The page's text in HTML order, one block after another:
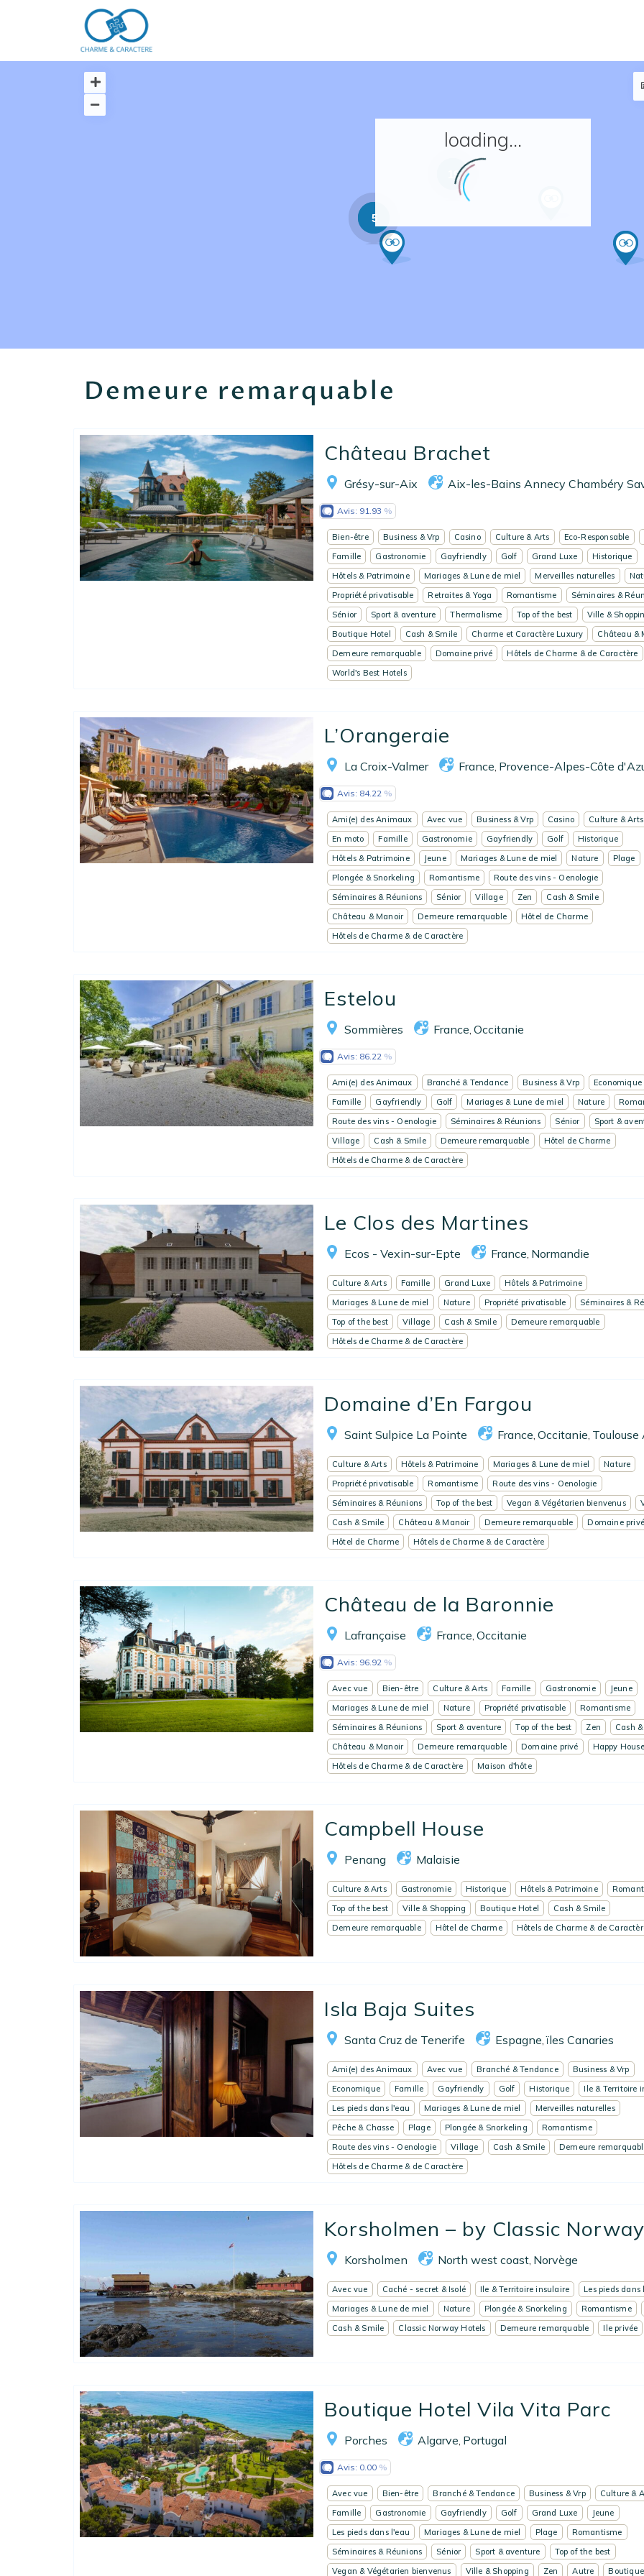
Réserver un séjour
Nos adresses en France
Nos adresses dans le monde
Nos collections
Notre programme de fidélité
Ecrivez-nous
EN
19
5
loading...
Demeure remarquable
Château Brachet
Grésy-sur-Aix Aix-les-Bains Annecy Chambéry
Avis: 91.93
Bien-être Business & Vrp Casino Culture & Arts Eco-Responsable
Famille
Gastronomie Gayfriendly Golf Grand Luxe
Historique
Hôtels & Patrimoine
Mariages & Lune de miel Merveilles naturelles
Propriété privatisable
Retraites & Yoga Romantisme
Séminaires &
Sénior
Sport & aventure Thermalisme Top of the best
Ville &
Boutique Hotel
Cash & Smile Charme et Caractère Luxury
Château &
Demeure remarquable
Domaine privé
Hôtels de Charme & de Caractère
World's Best Hotels
L’Orangeraie
La Croix-Valmer France Provence-Alpes-Côte
Avis: 84.22
Ami(e) des Animaux Avec vue Business & Vrp Casino
Culture & Arts
En moto
Famille Gastronomie Gayfriendly Golf
Historique
Hôtels & Patrimoine
Jeune Mariages & Lune de miel Nature
Plage
Plongée & Snorkeling
Romantisme
Route des vins - Oenologie
Séminaires & Réunions
Sénior Village Zen
Cash & Smile
Château & Manoir
Demeure remarquable
Hôtel de Charme
Hôtels de Charme & de Caractère
Estelou
Sommières France Occitanie
Avis: 86.22
Ami(e) des Animaux Branché & Tendance Business & Vrp
Economique
Famille
Gayfriendly Golf Mariages & Lune de miel Nature
Route des vins - Oenologie
Séminaires & Réunions Sénior
Sport &
Village
Cash & Smile Demeure remarquable
Hôtel de Charme
Hôtels de Charme & de Caractère
Le Clos des Martines
Ecos - Vexin-sur-Epte France Normandie
Culture & Arts Famille Grand Luxe
Hôtels & Patrimoine
Mariages & Lune de miel
Nature Propriété privatisable
Séminaires &
Top of the best
Village Cash & Smile
Demeure remarquable
Hôtels de Charme & de Caractère
Domaine d’En Fargou
Saint Sulpice La Pointe France Occitanie Toulouse
Culture & Arts Hôtels & Patrimoine Mariages & Lune de miel
Nature
Propriété privatisable
Romantisme
Route des vins - Oenologie
Séminaires & Réunions
Top of the best Vegan & Végétarien bienvenus
Cash & Smile
Château & Manoir Demeure remarquable
Domaine
Hôtel de Charme
Hôtels de Charme & de Caractère
Château de la Baronnie
Lafrançaise France Occitanie
Avis: 96.92
Avec vue Bien-être Culture & Arts Famille Gastronomie
Jeune
Mariages & Lune de miel
Nature Propriété privatisable
Romantisme
Séminaires & Réunions
Sport & aventure Top of the best Zen
Cash
Château & Manoir
Demeure remarquable Domaine privé
Happy House
Hôtels de Charme & de Caractère
Maison d'hôte
Campbell House
Penang Malaisie
Culture & Arts Gastronomie Historique Hôtels & Patrimoine
Top of the best
Ville & Shopping Boutique Hotel
Cash & Smile
Demeure remarquable
Hôtel de Charme Hôtels de Charme & de
Isla Baja Suites
Santa Cruz de Tenerife Espagne ,ïles Canaries
Ami(e) des Animaux Avec vue Branché & Tendance
Business & Vrp
Economique
Famille Gayfriendly Golf Historique
Ile & Territoire
Les pieds dans l'eau
Mariages & Lune de miel
Merveilles naturelles
Pêche & Chasse
Plage Plongée & Snorkeling
Romantisme
Route des vins - Oenologie
Village Cash & Smile
Demeure
Hôtels de Charme & de Caractère
Korsholmen – by Classic
Korsholmen North west coast Norvège
Avec vue Caché - secret & Isolé Ile & Territoire insulaire
Les pieds dans
Mariages & Lune de miel
Nature Plongée & Snorkeling
Romantisme
Cash & Smile
Classic Norway Hotels Demeure remarquable Ile privée
Boutique Hotel Vila Vita Parc
Porches Algarve, Portugal
Avis: 0.00
Avec vue Bien-être Branché & Tendance Business & Vrp
Culture &
Famille
Gastronomie Gayfriendly Golf Grand Luxe
Jeune
Les pieds dans l'eau
Mariages & Lune de miel Plage
Romantisme
Séminaires & Réunions
Sénior Sport & aventure
Top of the best
Vegan & Végétarien bienvenus
Ville & Shopping Zen Autre